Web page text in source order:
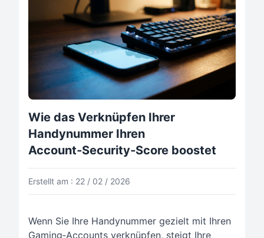
Wie das Verknüpfen Ihrer
Handynummer Ihren
Account‑Security‑Score boostet
Erstellt am : 22 / 02 / 2026
Wenn Sie Ihre Handynummer gezielt mit Ihren
Gaming‑Accounts verknüpfen, steigt Ihre